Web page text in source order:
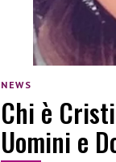
NEWS
Chi è
Uomini e